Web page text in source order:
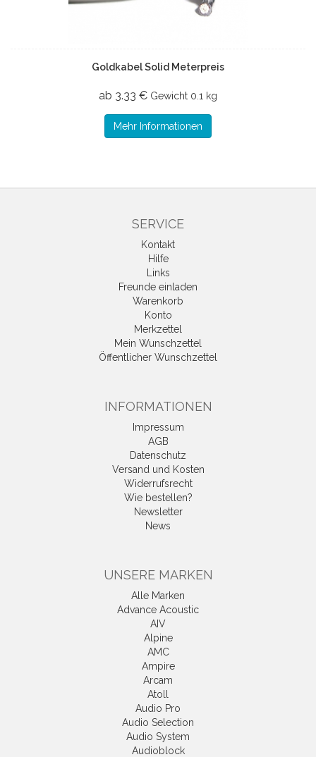
Goldkabel Solid Meterpreis
ab 3.33 € Gewicht 0.1 kg
Mehr Informationen
SERVICE
Kontakt
Hilfe
Links
Freunde einladen
Warenkorb
Konto
Merkzettel
Mein Wunschzettel
Öffentlicher Wunschzettel
INFORMATIONEN
Impressum
AGB
Datenschutz
Versand und Kosten
Widerrufsrecht
Wie bestellen?
Newsletter
News
UNSERE MARKEN
Alle Marken
Advance Acoustic
AIV
Alpine
AMC
Ampire
Arcam
Atoll
Audio Pro
Audio Selection
Audio System
Audioblock